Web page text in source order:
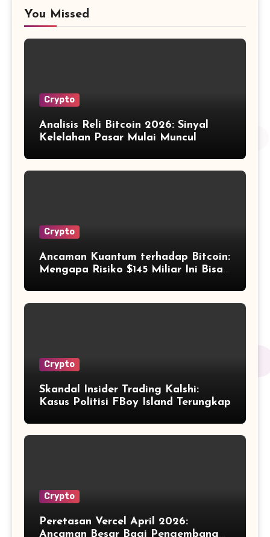
You Missed
Crypto
Analisis Reli Bitcoin 2026: Sinyal
Kelelahan Pasar Mulai Muncul
Crypto
Ancaman Kuantum terhadap Bitcoin:
Mengapa Risiko $145 Miliar Ini Bisa
Crypto
Skandal Insider Trading Kalshi:
Kasus Politisi FBoy Island Terungkap
Crypto
Peretasan Vercel April 2026:
Ancaman Besar Bagi Pengembang